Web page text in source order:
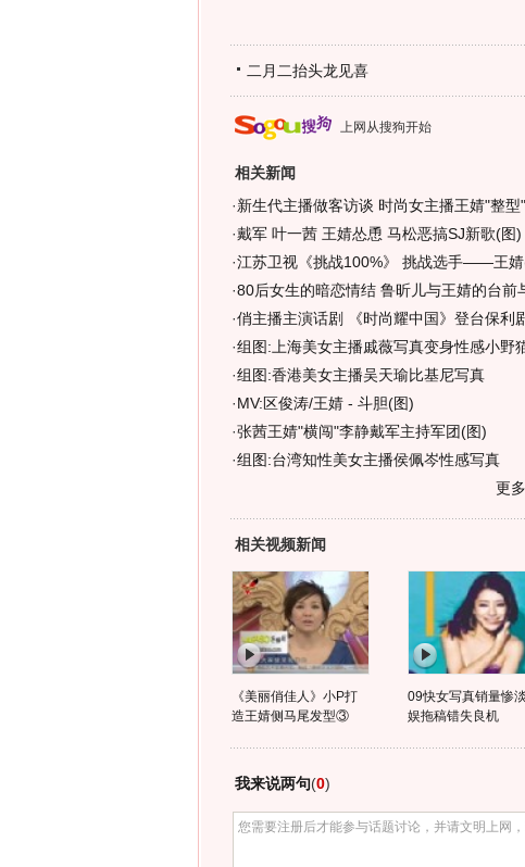
二月二抬头龙见喜
上网从搜狗开始
相关新闻
·新生代主播做客访谈 时尚女主播王婧"整型
·戴军 叶一茜 王婧怂恿 马松恶搞SJ新歌(图)
·江苏卫视《挑战100%》 挑战选手——王
·80后女生的暗恋情结 鲁昕儿与王婧的台前
·俏主播主演话剧 《时尚耀中国》登台保利
·组图:上海美女主播戚薇写真变身性感小野
·组图:香港美女主播吴天瑜比基尼写真
·MV:区俊涛/王婧 - 斗胆(图)
·张茜王婧"横闯"李静戴军主持军团(图)
·组图:台湾知性美女主播侯佩岑性感写真
更
相关视频新闻
《美丽俏佳人》小P打
造王婧侧马尾发型③
09快女写真销量惨
娱拖稿错失良机
我来说两句(0)